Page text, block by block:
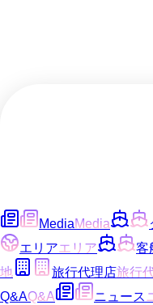
MediaMedia
エリアエリア 客
地
旅行代理店旅行
Q&AQ&A ニュース